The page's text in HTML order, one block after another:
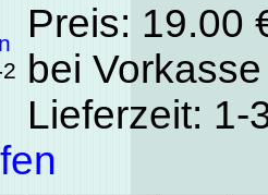
Preis: 19.00
bei
Lieferzeit: 1-